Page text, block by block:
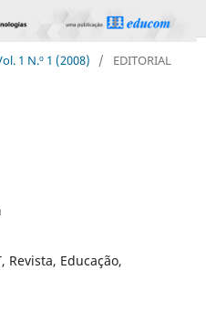
1 N.º 1 (2008) / EDITORIAL
Revista, Educação,